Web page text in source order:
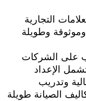
التجارية
وموثوقة وطويلة
على الشركات
الإعداد
وتدريب
الصيانة طويلة